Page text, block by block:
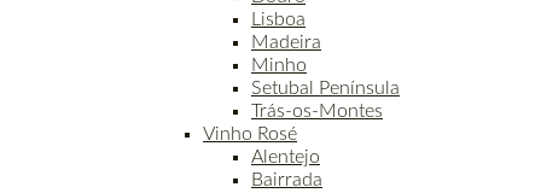
Lisboa
Madeira
Minho
Setubal Península
Trás-os-Montes
Vinho Rosé
Alentejo
Bairrada